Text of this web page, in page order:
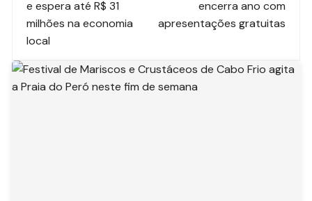
e espera até R$ 31
milhões na economia
local
encerra ano com
apresentações gratuitas